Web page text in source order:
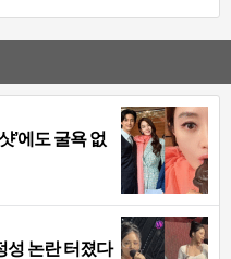
’에도 굴욕 없
성 논란 터졌다